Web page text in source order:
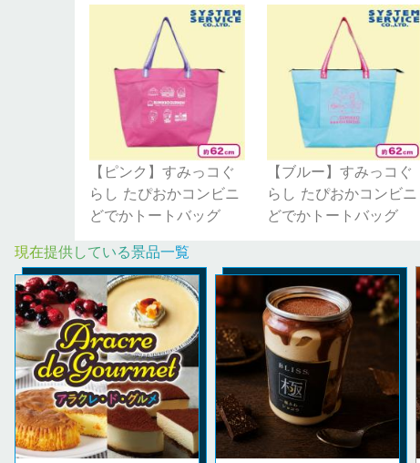
【ピンク】すみっコぐ
らし たぴおかコンビニ
どでかトートバッグ
【ブルー】すみっコぐ
らし たぴおかコンビニ
どでかトートバッグ
現在提供している景品一覧